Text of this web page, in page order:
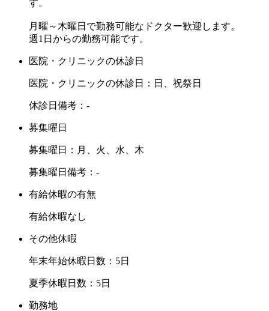
す。
月曜～木曜日で勤務可能なドクター歓迎します。
週1日からの勤務可能です。
医院・クリニックの休診日
医院・クリニックの休診日：日、祝祭日
休診日備考：-
募集曜日
募集曜日：月、火、水、木
募集曜日備考：-
有給休暇の有無
有給休暇なし
その他休暇
年末年始休暇日数：5日
夏季休暇日数：5日
勤務地